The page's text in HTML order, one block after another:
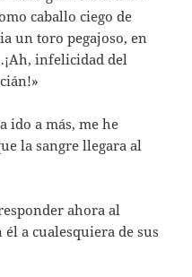
caballo ciego de
un toro pegajoso, en
infelicidad del
ido a más, me he
la sangre llegara al
ahora al
a cualesquiera de sus